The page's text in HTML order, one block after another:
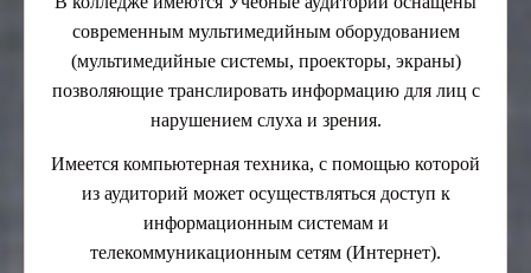
современным мультимедийным оборудованием
(мультимедийные системы, проекторы, экраны)
позволяющие транслировать информацию для лиц с
нарушением слуха и зрения.
Имеется компьютерная техника, с помощью которой
из аудиторий может осуществляться доступ к
информационным системам и
телекоммуникационным сетям (Интернет).